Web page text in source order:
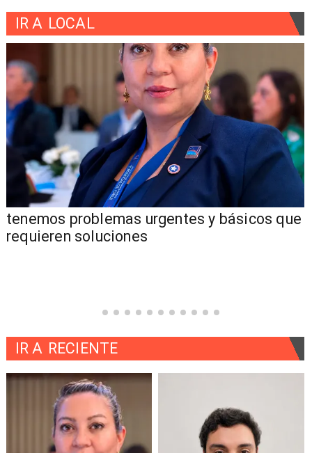
IR A LOCAL
tenemos problemas urgentes y básicos que
requieren soluciones
IR A RECIENTE